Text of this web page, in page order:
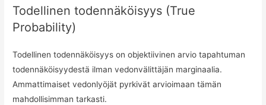
Todellinen todennäköisyys (True
Probability)
Todellinen todennäköisyys on objektiivinen arvio tapahtuman
todennäköisyydestä ilman vedonvälittäjän marginaalia.
Ammattimaiset vedonlyöjät pyrkivät arvioimaan tämän
mahdollisimman tarkasti.